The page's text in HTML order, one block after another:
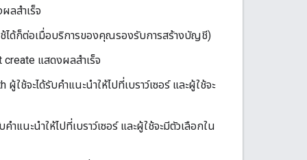
ลสำเร็จ
ช้ได้ก็ต่อเมื่อบริการของคุณรองรับการสร้างบัญชี)
แสดงผลสำเร็จ
ช้จะได้รับคำแนะนำให้ไปที่เบราว์เซอร์ และผู้ใช้จะ
คำแนะนำให้ไปที่เบราว์เซอร์ และผู้ใช้จะมีตัวเลือกใน